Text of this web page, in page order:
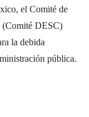
el Comité de
(Comité DESC)
la debida
pública.